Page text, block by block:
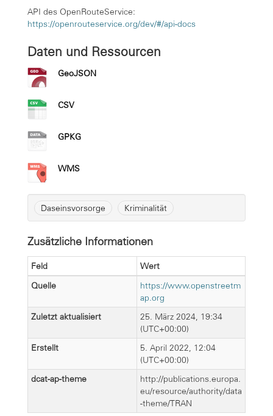
API des OpenRouteService:
https://openrouteservice.org/dev/#/api-docs
Daten und Ressourcen
GeoJSON
CSV
GPKG
WMS
Daseinsvorsorge Kriminalität
Zusätzliche Informationen
Feld
Wert
Quelle
https://www.openstreetm
ap.org
Zuletzt aktualisiert
25. März 2024, 19:34
(UTC+00:00)
Erstellt
5. April 2022, 12:04
(UTC+00:00)
dcat-ap-theme
http://publications.europa.
eu/resource/authority/data
-theme/TRAN